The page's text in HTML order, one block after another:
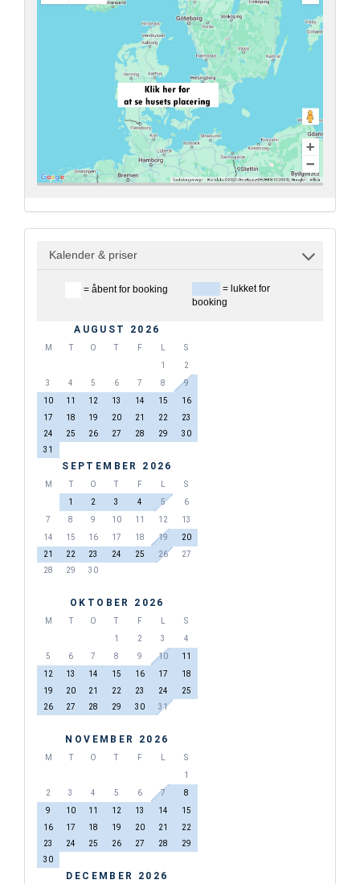
Kalender & priser
= åbent for booking
= lukket for
booking
AUGUST 2026
M O F L
S
1
2
3
4 5 6 7 8
9
10
11 12 13 14 15
16
17
18 19 20 21 22
23
24
25 26 27 28 29
30
31
SEPTEMBER 2026
M O F L
S
1
2 3 4 5
6
7
8 9 10 11 12
13
14
15 16 17 18 19
20
21
22 23 24 25 26
27
28
29 30
OKTOBER 2026
M O F L
S
1
2 3
4
5
6 7 8 9 10
11
12
13 14 15 16 17
18
19
20 21 22 23 24
25
26
27 28 29 30 31
NOVEMBER 2026
M O F L
S
1
2
3 4 5 6 7
8
9
10 11 12 13 14
15
16
17 18 19 20 21
22
23
24 25 26 27 28
29
30
DECEMBER 2026